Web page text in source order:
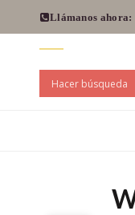
Llámanos ahora: